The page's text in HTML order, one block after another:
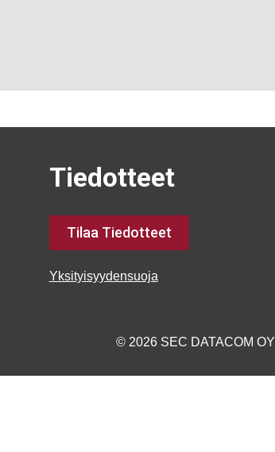
Tiedotteet
Tilaa Tiedotteet
Yksityisyydensuoja
© 2026 SEC DATACOM OY